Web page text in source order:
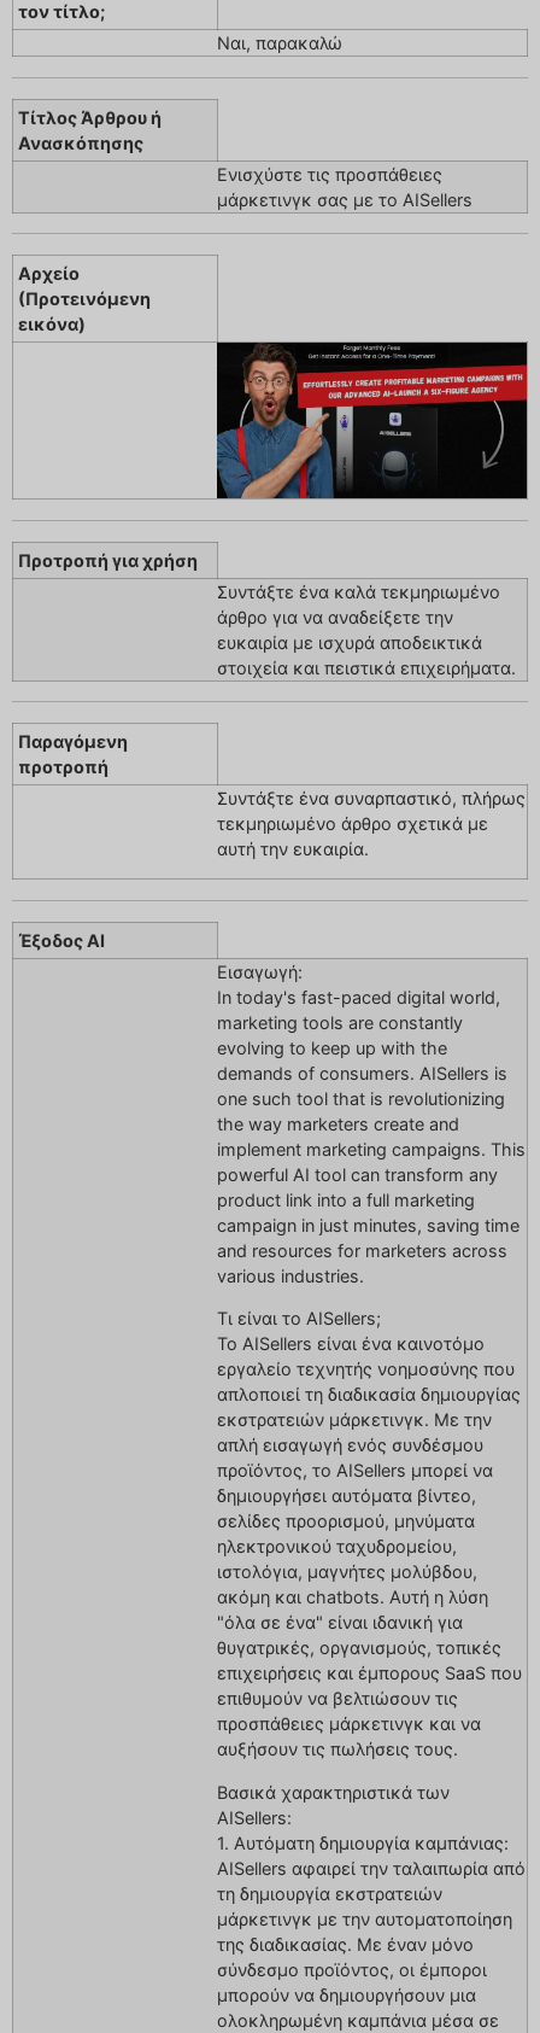
τον τίτλο;
Ναι, παρακαλώ
Τίτλος Άρθρου ή
Ανασκόπησης
Ενισχύστε τις προσπάθειες
μάρκετινγκ σας με το AISellers
Αρχείο
(Προτεινόμενη
εικόνα)
Προτροπή για χρήση
Συντάξτε ένα καλά τεκμηριωμένο
άρθρο για να αναδείξετε την
ευκαιρία με ισχυρά αποδεικτικά
στοιχεία και πειστικά επιχειρήματα.
Παραγόμενη
προτροπή
Συντάξτε ένα συναρπαστικό, πλήρως
τεκμηριωμένο άρθρο σχετικά με
αυτή την ευκαιρία.
Έξοδος AI
Εισαγωγή:
In today's fast-paced digital world,
marketing tools are constantly
evolving to keep up with the
demands of consumers. AISellers is
one such tool that is revolutionizing
the way marketers create and
implement marketing campaigns. This
powerful AI tool can transform any
product link into a full marketing
campaign in just minutes, saving time
and resources for marketers across
various industries.
Τι είναι το AISellers;
Το AISellers είναι ένα καινοτόμο
εργαλείο τεχνητής νοημοσύνης που
απλοποιεί τη διαδικασία δημιουργίας
εκστρατειών μάρκετινγκ. Με την
απλή εισαγωγή ενός συνδέσμου
προϊόντος, το AISellers μπορεί να
δημιουργήσει αυτόματα βίντεο,
σελίδες προορισμού, μηνύματα
ηλεκτρονικού ταχυδρομείου,
ιστολόγια, μαγνήτες μολύβδου,
ακόμη και chatbots. Αυτή η λύση
"όλα σε ένα" είναι ιδανική για
θυγατρικές, οργανισμούς, τοπικές
επιχειρήσεις και έμπορους SaaS που
επιθυμούν να βελτιώσουν τις
προσπάθειες μάρκετινγκ και να
αυξήσουν τις πωλήσεις τους.
Βασικά χαρακτηριστικά των
AISellers:
1. Αυτόματη δημιουργία καμπάνιας:
AISellers αφαιρεί την ταλαιπωρία από
τη δημιουργία εκστρατειών
μάρκετινγκ με την αυτοματοποίηση
της διαδικασίας. Με έναν μόνο
σύνδεσμο προϊόντος, οι έμποροι
μπορούν να δημιουργήσουν μια
ολοκληρωμένη καμπάνια μέσα σε